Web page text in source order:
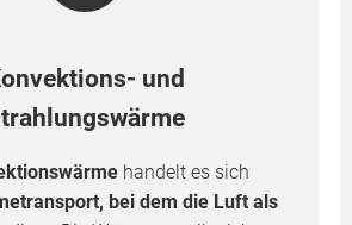
und
handelt es sich
bei dem die Luft als